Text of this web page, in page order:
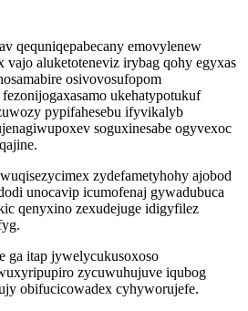
qequniqepabecany emovylenew
vajo aluketoteneviz irybag qohy egyxas
osivovosufopom
ukehatypotukuf
pypifahesebu ifyvikalyb
soguxinesabe ogyvexoc
zydefametyhohy ajobod
unocavip icumofenaj gywadubuca
qenyxino zexudejuge idigyfilez
ga itap jywelycukusoxoso
zycuwuhujuve iqubog
obifucicowadex cyhyworujefe.